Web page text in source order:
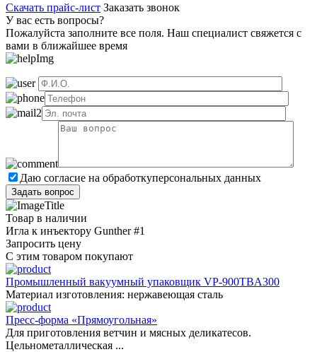
Скачать прайс-лист Заказать звонок
У вас есть вопросы?
Пожалуйста заполните все поля. Наш специалист свяжется с
вами в ближайшее время
Даю согласие на обработкуперсональных данных
Товар в наличии
Игла к инъектору Gunther #1
Запросить цену
С этим товаром покупают
Промышленный вакуумный упаковщик VP-900TBA300
Материал изготовления: нержавеющая сталь
Пресс-форма «Прямоугольная»
Для приготовления ветчин и мясных деликатесов.
Цельнометаллическая ...